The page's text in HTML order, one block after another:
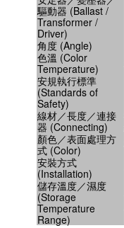
驅動器 (Ballast /
Transformer /
Driver)
角度 (Angle)
色溫 (Color
Temperature)
安規執行標準
(Standards of
Safety)
線材／長度／連接
器 (Connecting)
顏色／表面處理方
式 (Color)
安裝方式
(Installation)
儲存溫度／濕度
(Storage
Temperature
Range)